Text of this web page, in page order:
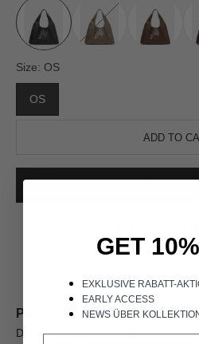
ADD TO
PAZ ESSENTIAL SILKY
Die PAZ ESSENTIAL SILKY ist der
GET
EXKLUSIVE RABATT-
EARLY ACCESS
NEWS ÜBER